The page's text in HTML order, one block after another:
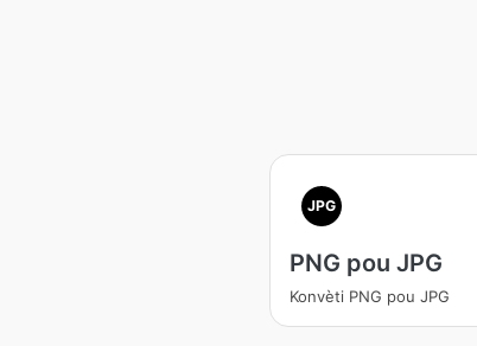
JPG
PNG pou JPG
Konvèti PNG pou JPG